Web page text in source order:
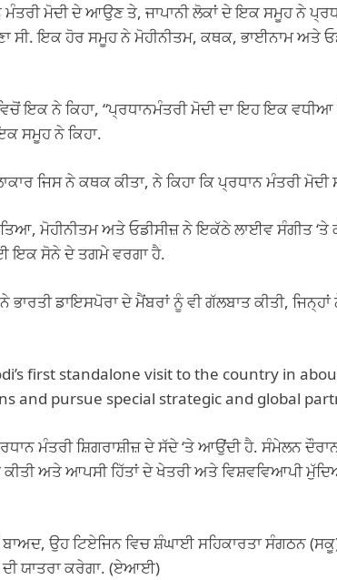
ਮੋਦੀ ਦੇ ਆਉਣ ਤੇ, ਜਾਪਾਨੀ ਲੋਕਾਂ ਦੇ ਇਕ ਸਮੂਹ ਨੇ
ਸੀ. ਇਕ ਹੋਰ ਸਮੂਹ ਨੇ ਮੋਹੀਨੀਤਮ, ਕਥਕ, ਭਾਈਨਾਮ ਅਤੇ
ਵਿਚੋਂ ਇਕ ਨੇ ਕਿਹਾ, “ਪ੍ਰਧਾਨਮੰਤਰੀ ਮੋਦੀ ਦਾ ਇਹ ਇਕ
ਸਮੂਹ ਨੇ ਕਿਹਾ.
ਜਿਸ ਨੇ ਕਥਕ ਕੀਤਾ, ਨੇ ਕਿਹਾ ਕਿ ਪ੍ਰਧਾਨ ਮੰਤਰੀ
ਮੋਹੀਨੀਤਮ ਅਤੇ ਓਡੀਸੀਜ਼ ਨੇ ਇਕੱਠੇ ਲਾਈਵ ਸੰਗੀਤ ‘ਤੇ
ਇਕ ਸੋਨੇ ਦੇ ਤਗਮੇ ਵਰਗਾ ਹੈ.
ਭਾਰਤੀ ਡਾਇਸਪੋਰਾ ਦੇ ਮੈਂਬਰਾਂ ਨੂੰ ਵੀ ਗੱਲਬਾਤ ਕੀਤੀ,
first standalone visit to the country in
and pursue special strategic and global
ਮੰਤਰੀ ਸ਼ਿਗਰਾਸ਼ੀਜ਼ ਦੇ ਸੱਦੇ ‘ਤੇ ਆਉਂਦੀ ਹੈ. ਸੰਮੇਲਨ
ਕੀਤੀ ਅਤੇ ਆਪਸੀ ਹਿੱਤਾਂ ਦੇ ਖੇਤਰੀ ਅਤੇ ਵਿਸ਼ਵਵਿਆਪੀ
ਬਾਅਦ, ਉਹ ਟਿਏਜਿਨ ਵਿਚ ਸ਼ੰਘਾਈ ਸਹਿਕਾਰਤਾ ਸੰਗਠਨ
ਯਾਤਰਾ ਕਰੇਗਾ. (ਏਆਈ)